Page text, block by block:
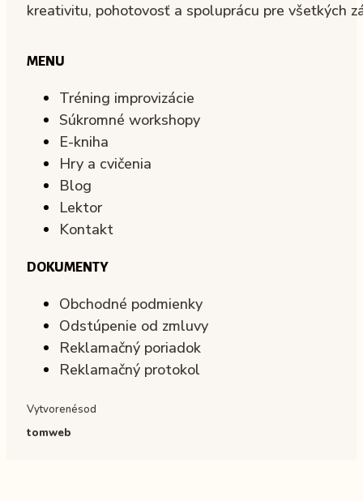
kreativitu, pohotovosť a spoluprácu pre všetkých
MENU
Tréning improvizácie
Súkromné workshopy
E-kniha
Hry a cvičenia
Blog
Lektor
Kontakt
DOKUMENTY
Obchodné podmienky
Odstúpenie od zmluvy
Reklamačný poriadok
Reklamačný protokol
Vytvorenésod
tomweb